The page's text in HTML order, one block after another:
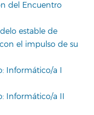
del Encuentro
estable de
el impulso de su
Informático/a I
Informático/a II